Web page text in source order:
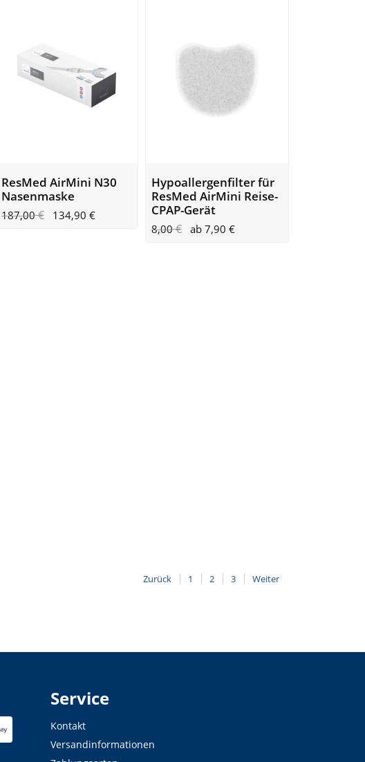
ResMed AirMini N30
Nasenmaske
187,00€ 134,90 €
Hypoallergenfilter für
ResMed AirMini Reise-
CPAP-Gerät
8,00€ ab 7,90 €
Zurück 1 2 3 Weiter
Service
Kontakt
Versandinformationen